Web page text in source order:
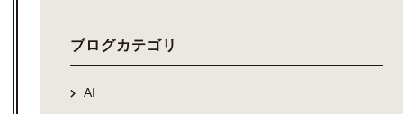
ブログカテゴリ
AI